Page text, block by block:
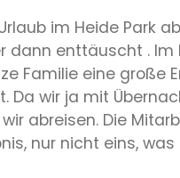
im Heide Park
enttäuscht . Im
Familie eine große
wir ja mit
abreisen. Die
nur nicht eins,